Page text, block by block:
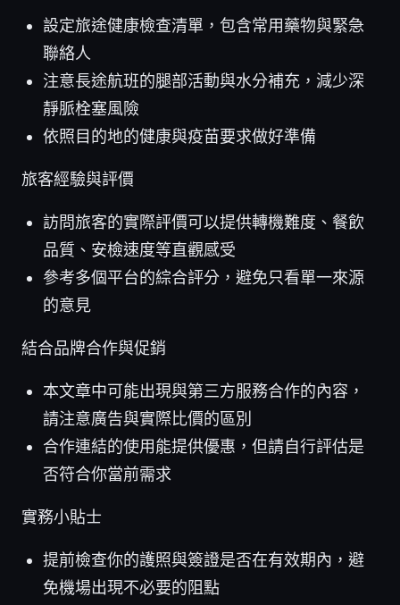
設定旅途健康檢查清單，包含常用藥物與緊急
聯絡人
注意長途航班的腿部活動與水分補充，減少深
靜脈栓塞風險
依照目的地的健康與疫苗要求做好準備
旅客經驗與評價
訪問旅客的實際評價可以提供轉機難度、餐飲
品質、安檢速度等直觀感受
參考多個平台的綜合評分，避免只看單一來源
的意見
結合品牌合作與促銷
本文章中可能出現與第三方服務合作的內容，
請注意廣告與實際比價的區別
合作連結的使用能提供優惠，但請自行評估是
否符合你當前需求
實務小貼士
提前檢查你的護照與簽證是否在有效期內，避
免機場出現不必要的阻點